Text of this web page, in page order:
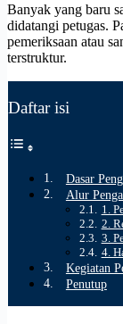
Banyak yang baru
didatangi petugas.
pemeriksaan atau
terstruktur.
Daftar isi
Dasar
Alur
1.
2.
3.
4.
Kegiatan
Penutup